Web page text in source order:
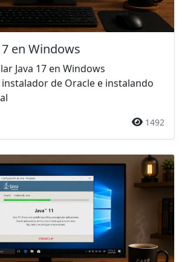
en Windows
Java 17 en Windows
de Oracle e instalando
1492